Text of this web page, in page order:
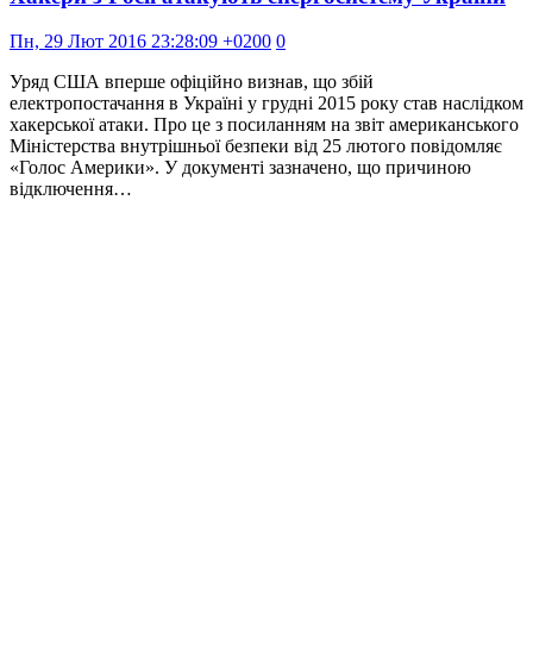
Пн, 29 Лют 2016 23:28:09 +0200 0
Уряд США вперше офіційно визнав, що збій
електропостачання в Україні у грудні 2015 року став наслідком
хакерської атаки. Про це з посиланням на звіт американського
Міністерства внутрішньої безпеки від 25 лютого повідомляє
«Голос Америки». У документі зазначено, що причиною
відключення…